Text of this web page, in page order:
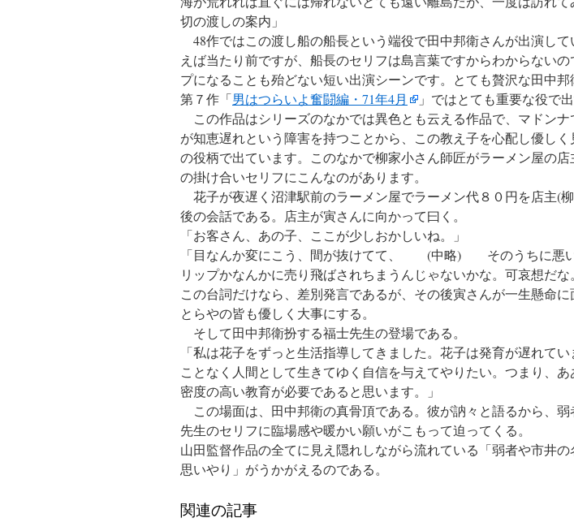
切の渡しの案内」
48作ではこの渡し船の船長という端役で田中邦衛さんが出演し
えば当たり前ですが、船長のセリフは島言葉ですからわからない
プになることも殆どない短い出演シーンです。とても贅沢な田中
第７作「男はつらいよ奮闘編・71年4月
」ではとても重要な役で
この作品はシリーズのなかでは異色とも云える作品で、マドン
が知恵遅れという障害を持つことから、この教え子を心配し優し
の役柄で出ています。このなかで柳家小さん師匠がラーメン屋の店
の掛け合いセリフにこんなのがあります。
花子が夜遅く沼津駅前のラーメン屋でラーメン代８０円を店主(
後の会話である。店主が寅さんに向かって曰く。
「お客さん、あの子、ここが少しおかしいね。」
「目なんか変にこう、間が抜けてて、 (中略) そのうちに悪い
リップかなんかに売り飛ばされちまうんじゃないかな。可哀想だな
この台詞だけなら、差別発言であるが、その後寅さんが一生懸命
とらやの皆も優しく大事にする。
そして田中邦衛扮する福士先生の登場である。
「私は花子をずっと生活指導してきました。花子は発育が遅れて
ことなく人間として生きてゆく自信を与えてやりたい。つまり、あ
密度の高い教育が必要であると思います。」
この場面は、田中邦衛の真骨頂である。彼が訥々と語るから、
先生のセリフに臨場感や暖かい願いがこもって迫ってくる。
山田監督作品の全てに見え隠れしながら流れている「弱者や市井
思いやり」がうかがえるのである。
関連の記事